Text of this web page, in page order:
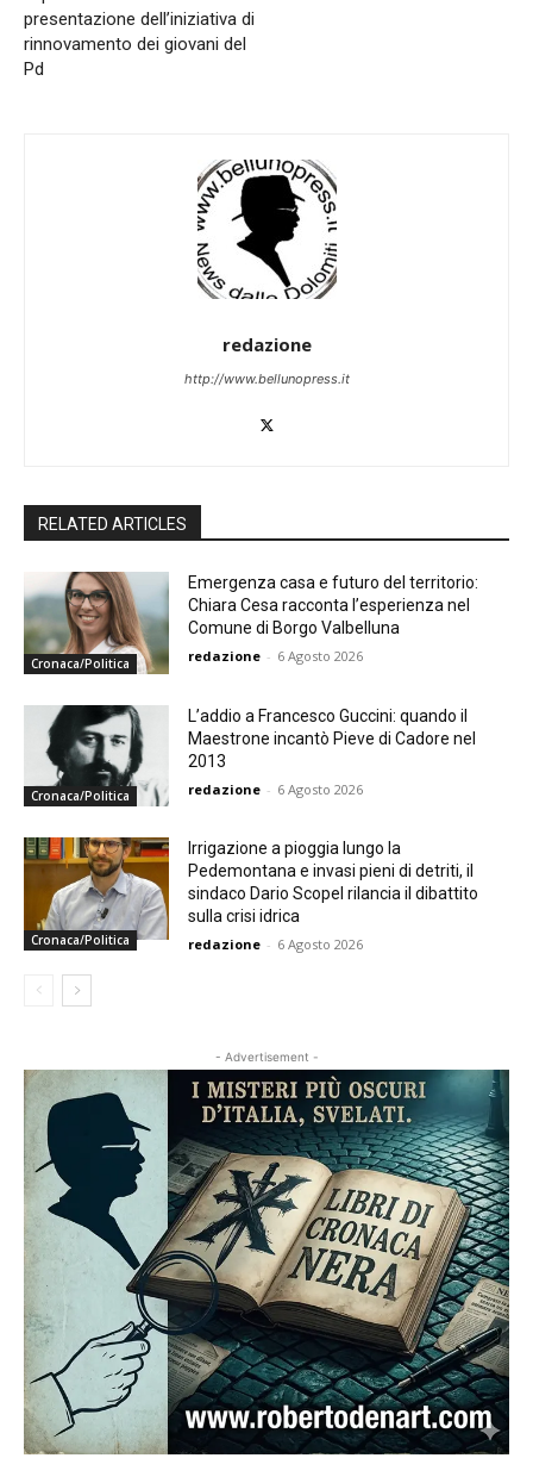
presentazione dell’iniziativa di
rinnovamento dei giovani del
Pd
redazione
http://www.bellunopress.it
RELATED ARTICLES
Cronaca/Politica
Emergenza casa e futuro del territorio:
Chiara Cesa racconta l’esperienza nel
Comune di Borgo Valbelluna
redazione - 6 Agosto 2026
Cronaca/Politica
L’addio a Francesco Guccini: quando il
Maestrone incantò Pieve di Cadore nel
2013
redazione - 6 Agosto 2026
Cronaca/Politica
Irrigazione a pioggia lungo la
Pedemontana e invasi pieni di detriti, il
sindaco Dario Scopel rilancia il dibattito
sulla crisi idrica
redazione - 6 Agosto 2026
- Advertisement -